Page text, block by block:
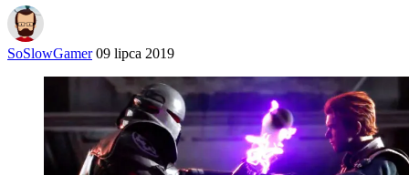
SoSlowGamer 09 lipca 2019